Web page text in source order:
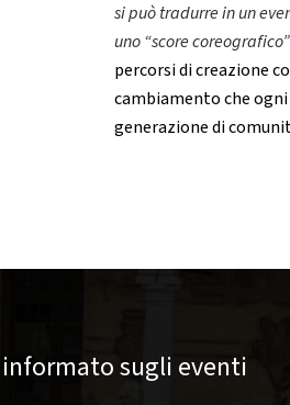
si può tradurre in un
uno “score
percorsi di creazione
cambiamento che
generazione di
informato sugli eventi